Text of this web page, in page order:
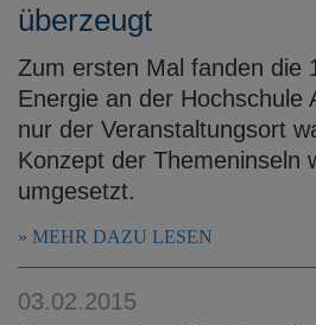
überzeugt
Zum ersten Mal fanden die
Energie an der Hochschule
nur der Veranstaltungsort
Konzept der Themeninseln
umgesetzt.
MEHR DAZU LESEN
03.02.2015